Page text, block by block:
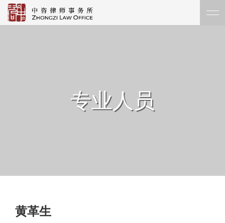
专业人员
黄革生